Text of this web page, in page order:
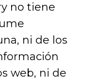
no tiene
ni de los
web, ni de